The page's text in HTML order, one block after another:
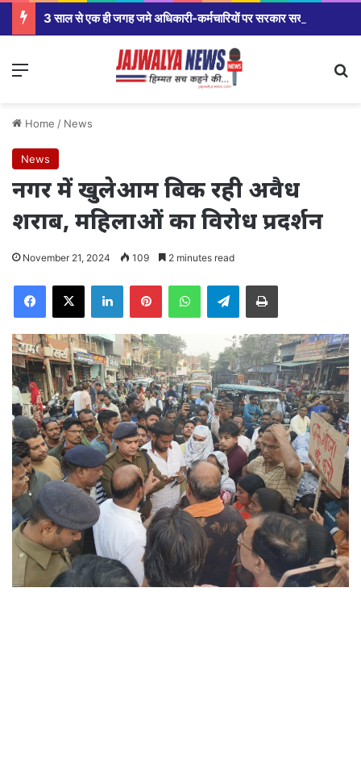
Menu
Home / News
News
नगर में खुलेआम बिक रही अवैध
शराब, महिलाओं का विरोध प्रदर्शन
November 21, 2024 109 2 minutes read
Facebook
X LinkedInPinterestWhatsAppTelegramPrint